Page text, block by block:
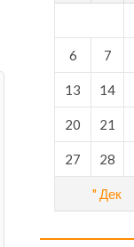
" Дек
6 7
13 14
20 21
27 28